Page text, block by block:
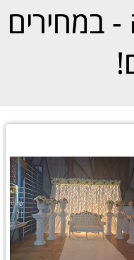
- במחירים